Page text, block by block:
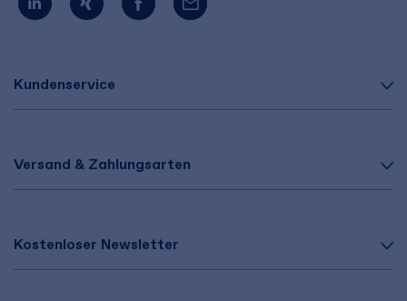
Kundenservice
Versand & Zahlungsarten
Kostenloser Newsletter